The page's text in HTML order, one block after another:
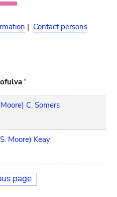
| Contact persons
'
C. Somers
Moore) Keay
page